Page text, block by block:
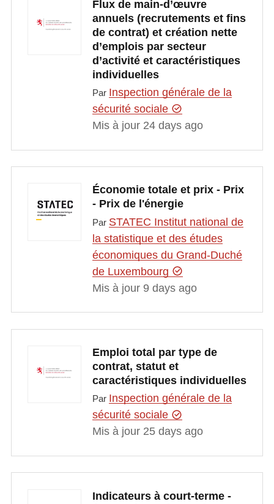
Flux de main-d’œuvre
annuels (recrutements et fins
de contrat) et création nette
d’emplois par secteur
d’activité et caractéristiques
individuelles
Par Inspection générale de la
sécurité sociale
Mis à jour 24 days ago
Économie totale et prix - Prix
- Prix de l'énergie
Par STATEC Institut national de
la statistique et des études
économiques du Grand-Duché
de Luxembourg
Mis à jour 9 days ago
Emploi total par type de
contrat, statut et
caractéristiques individuelles
Par Inspection générale de la
sécurité sociale
Mis à jour 25 days ago
Indicateurs à court-terme -